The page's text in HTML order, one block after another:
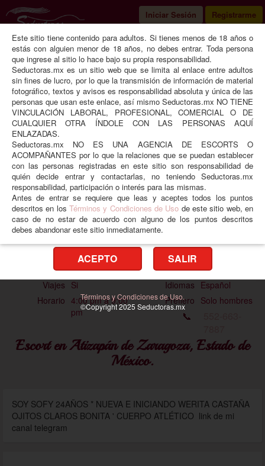
Iniciar Sesión Registrarme
Seductoras Estado de México Atizapán de Zaragoza
Sofi Chiquis
1.50 mts Medidas
Tez Clara Ojos Café
Viajes Si Idiomas Español
Horario 4:00 pm a 9:00
pm
Prefiero Solo hombres
📞
Escort en Atizapán de Zaragoza, Estado de
México.
❮ ❯
SOY SOFY 24AÑOS * NUEVA E INICIANDO WERITA CASTAÑA
OJITOS CLAROS BONITA ' CUERPO ATLÉTICO link de mi
canal telegram
Este sitio tiene contenido para adultos. Si tienes menos de 18 años o
estás con alguien menor de 18 años, no debes entrar. Toda persona
que ingrese al sitio lo hace bajo su propia responsabilidad.
Seductoras.mx es un sitio web que se limita al enlace entre adultos
sin fines de lucro, por lo que la transmisión de información de material
fotográfico, textos y avisos es responsabilidad absoluta y única de las
personas que usan este enlace, así mismo Seductoras.mx NO TIENE
VINCULACIÓN LABORAL, PROFESIONAL, COMERCIAL O DE
CUALQUIER OTRA ÍNDOLE CON LAS PERSONAS AQUÍ
ENLAZADAS.
Seductoras.mx NO ES UNA AGENCIA DE ESCORTS O
ACOMPAÑANTES por lo que la relaciones que se puedan establecer
con las personas registradas en este sitio son responsabilidad de
quién decide entrar y contactarlas, no teniendo Seductoras.mx
responsabilidad, participación o interés para las mismas.
Antes de entrar se requiere que leas y aceptes todos los puntos
descritos en los Términos y Condiciones de Uso de este sitio web, en
caso de no estar de acuerdo con alguno de los puntos descritos
debes abandonar este sitio inmediatamente.
ACEPTO SALIR
Términos y Condiciones de Uso.
©Copyright 2025 Seductoras.mx